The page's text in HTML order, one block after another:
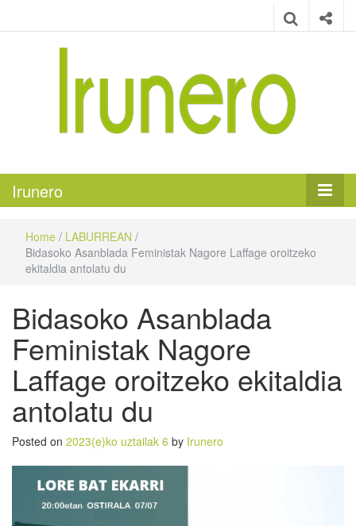
Irunero
Home / LABURREAN /
Bidasoko Asanblada Feministak Nagore Laffage oroitzeko
ekitaldia antolatu du
Bidasoko Asanblada
Feministak Nagore
Laffage oroitzeko ekitaldia
antolatu du
Posted on 2023(e)ko uztailak 6 by Irunero